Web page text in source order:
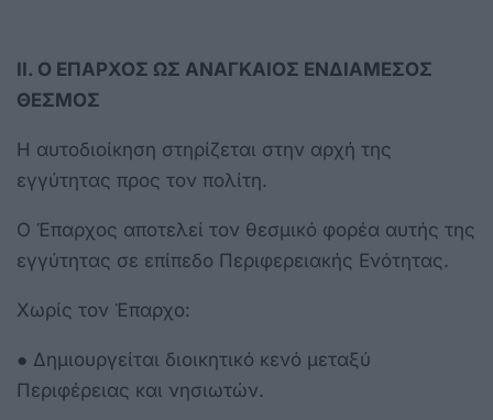
ΙΙ. Ο ΕΠΑΡΧΟΣ ΩΣ ΑΝΑΓΚΑΙΟΣ ΕΝΔΙΑΜΕΣΟΣ
ΘΕΣΜΟΣ
Η αυτοδιοίκηση στηρίζεται στην αρχή της
εγγύτητας προς τον πολίτη.
Ο Έπαρχος αποτελεί τον θεσμικό φορέα αυτής της
εγγύτητας σε επίπεδο Περιφερειακής Ενότητας.
Χωρίς τον Έπαρχο:
● Δημιουργείται διοικητικό κενό μεταξύ
Περιφέρειας και νησιωτών.